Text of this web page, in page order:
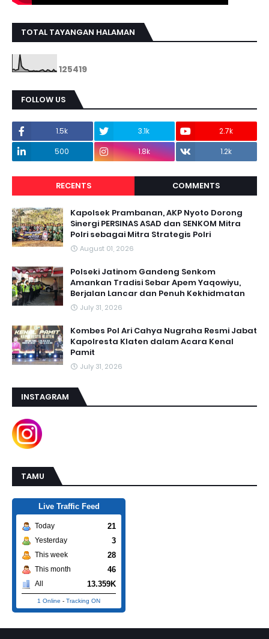
TOTAL TAYANGAN HALAMAN
125419
FOLLOW US
1.5k 3.1k
2.7k
500
1.8k 1.2k
RECENTS COMMENTS
Kapolsek Prambanan, AKP Nyoto Dorong
Sinergi PERSINAS ASAD dan SENKOM Mitra
Polri sebagai Mitra Strategis Polri
August 01, 2026
Polseki Jatinom Gandeng Senkom
Amankan Tradisi Sebar Apem Yaqowiyu,
Berjalan Lancar dan Penuh Kekhidmatan
July 31, 2026
Kombes Pol Ari Cahya Nugraha Resmi Jabat
Kapolresta Klaten dalam Acara Kenal
Pamit
July 31, 2026
INSTAGRAM
TAMU
Live Traffic Feed
Today 21
Yesterday 3
This week 28
This month 46
All 13.359K
1 Online - Tracking ON